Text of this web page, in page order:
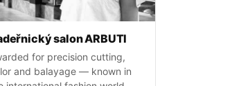
salon ARBUTI
for precision cutting,
and balayage — known in